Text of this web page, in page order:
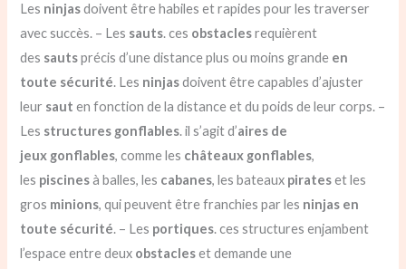
Les ninjasdoivent être habiles et rapides pour les traverser
avec succès. – Les sauts. ces obstaclesrequièrent
des sautsprécis d’une distance plus ou moins grande en
toute sécurité. Les ninjasdoivent être capables d’ajuster
leur saut en fonction de la distance et du poids de leur corps. –
Les structures gonflables. il s’agit d’aires de
jeux gonflables, comme les châteaux gonflables,
les piscinesà balles, les cabanes, les bateaux pirateset les
gros minions, qui peuvent être franchies par les ninjas en
toute sécurité. – Les portiques. ces structures enjambent
l’espace entre deux obstacleset demande une